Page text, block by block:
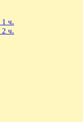
1 ч.
2 ч.